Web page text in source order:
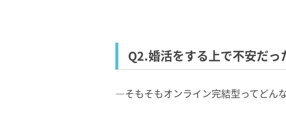
Q2.婚活をする上で不安だっ
―そもそもオンライン完結型ってどん